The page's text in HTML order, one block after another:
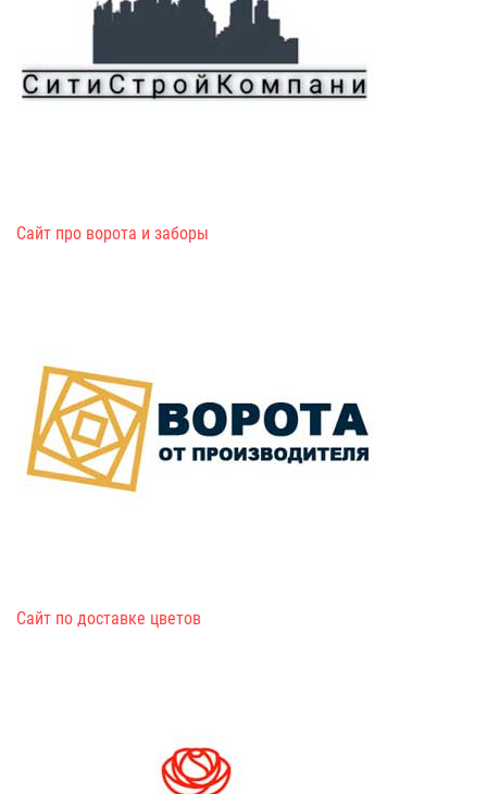
Сайт про ворота и заборы
Сайт по доставке цветов